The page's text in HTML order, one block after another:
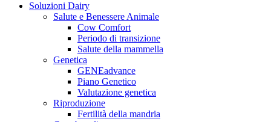
Soluzioni Dairy
Salute e Benessere Animale
Cow Comfort
Periodo di transizione
Salute della mammella
Genetica
GENEadvance
Piano Genetico
Valutazione genetica
Riproduzione
Fertilità della mandria